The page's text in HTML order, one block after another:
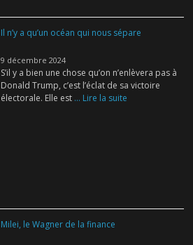
Il n’y a qu’un océan qui nous sépare
9 décembre 2024
S’il y a bien une chose qu’on n’enlèvera pas à
Donald Trump, c’est l’éclat de sa victoire
électorale. Elle est ... Lire la suite
Milei, le Wagner de la finance